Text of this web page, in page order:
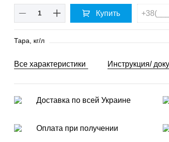
Купить
Тара, кг/л
Все характеристики Инструкция/
Доставка по всей Украине
Оплата при получении